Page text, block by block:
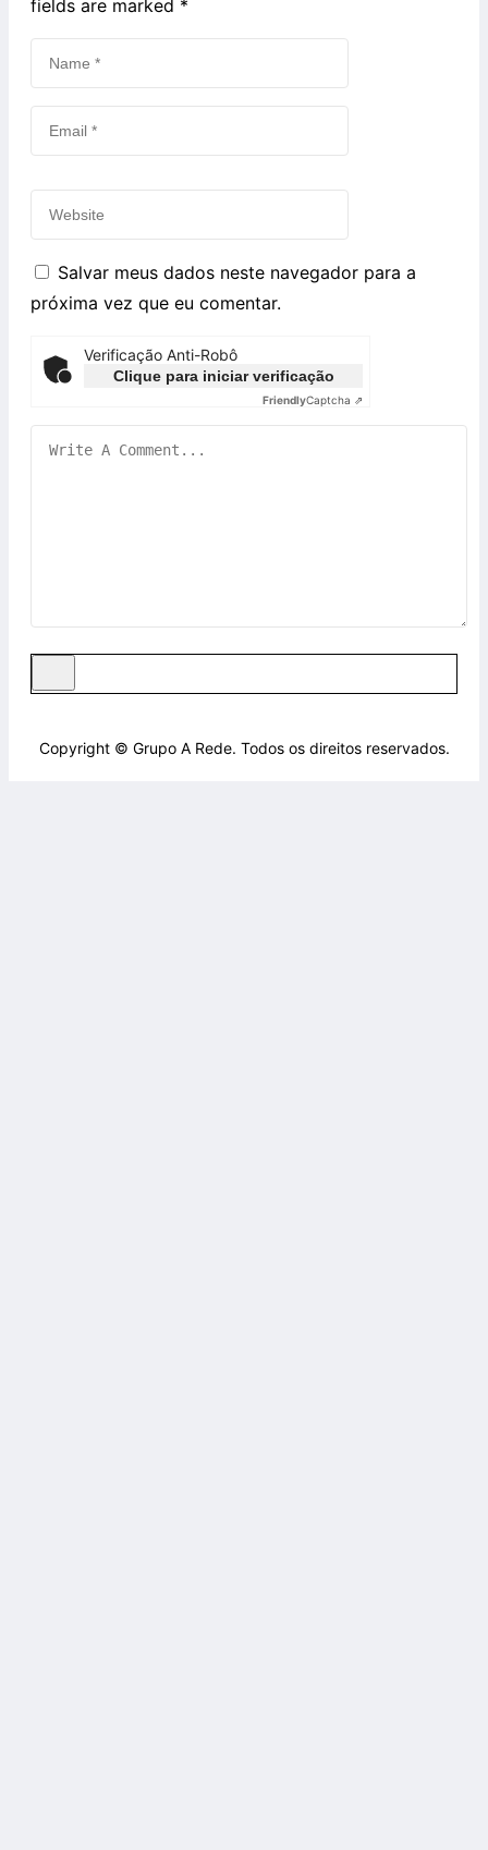
fields are marked *
Salvar meus dados neste navegador para a
próxima vez que eu comentar.
Verificação Anti-Robô
Clique para iniciar verificação
FriendlyCaptcha ⇗
Copyright © Grupo A Rede. Todos os direitos reservados.